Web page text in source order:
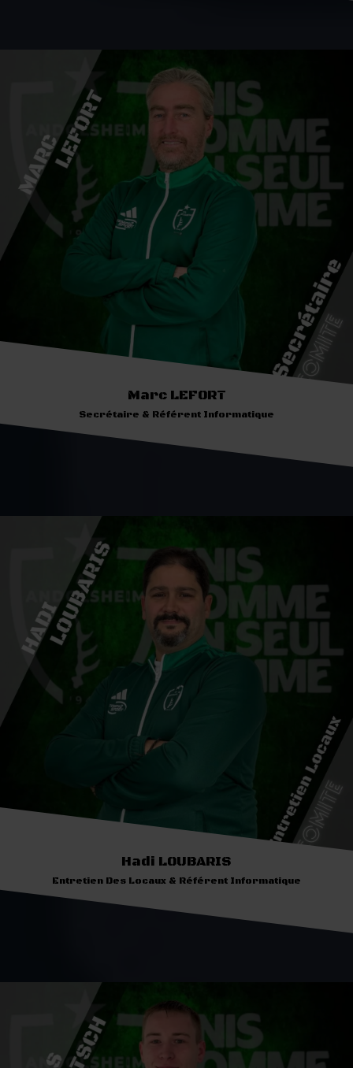
Marc LEFORT
Secrétaire & Référent Informatique
Hadi LOUBARIS
Entretien Des Locaux & Référent Informatique